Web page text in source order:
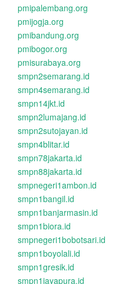
pmipalembang.org
pmijogja.org
pmibandung.org
pmibogor.org
pmisurabaya.org
smpn2semarang.id
smpn4semarang.id
smpn14jkt.id
smpn2lumajang.id
smpn2sutojayan.id
smpn4blitar.id
smpn78jakarta.id
smpn88jakarta.id
smpnegeri1ambon.id
smpn1bangil.id
smpn1banjarmasin.id
smpn1biora.id
smpnegeri1bobotsari.id
smpn1boyolali.id
smpn1gresik.id
smpn1jayapura.id